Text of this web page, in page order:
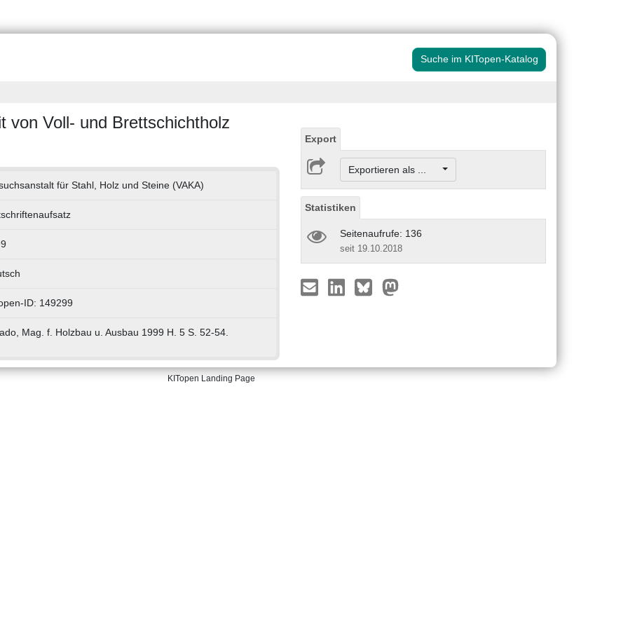
Suche im KITopen-Katalog
von Voll- und Brettschichtholz
für Stahl, Holz und Steine (VAKA)
ID: 149299
Mag. f. Holzbau u. Ausbau 1999 H. 5 S. 52-54.
Export
Exportieren als ...
Statistiken
Seitenaufrufe: 136
seit 19.10.2018
KITopen Landing Page